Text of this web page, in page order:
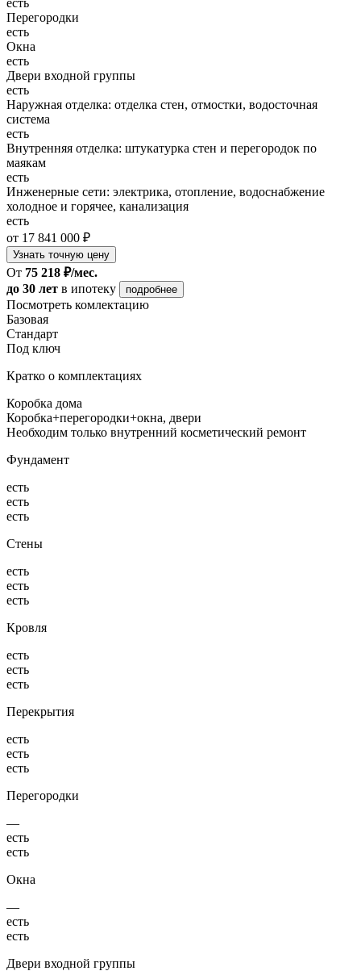
Перегородки
есть
Окна
есть
Двери входной группы
есть
Наружная отделка: отделка стен, отмостки, водосточная
система
есть
Внутренняя отделка: штукатурка стен и перегородок по
маякам
есть
Инженерные сети: электрика, отопление, водоснабжение
холодное и горячее, канализация
есть
от 17 841 000 ₽
Узнать точную цену
От 75 218 ₽/мес.
до 30 лет в ипотеку подробнее
Посмотреть комлектацию
Базовая
Стандарт
Под ключ
Кратко о комплектациях
Коробка дома
Коробка+перегородки+окна, двери
Необходим только внутренний косметический ремонт
Фундамент
есть
есть
есть
Стены
есть
есть
есть
Кровля
есть
есть
есть
Перекрытия
есть
есть
есть
Перегородки
—
есть
есть
Окна
—
есть
есть
Двери входной группы